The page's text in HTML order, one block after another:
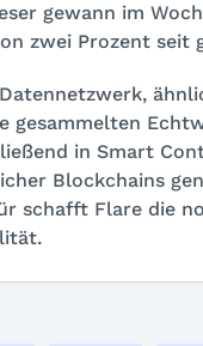
gewann im
zwei Prozent seit
gesammelten
in Smart
Blockchains
schafft Flare die